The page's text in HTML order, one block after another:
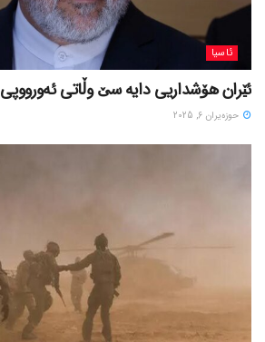
ئاسیا
ئێران هۆشداریی دایە سێ وڵاتی ئەورووپی
حوزه‌یران 6, 2025